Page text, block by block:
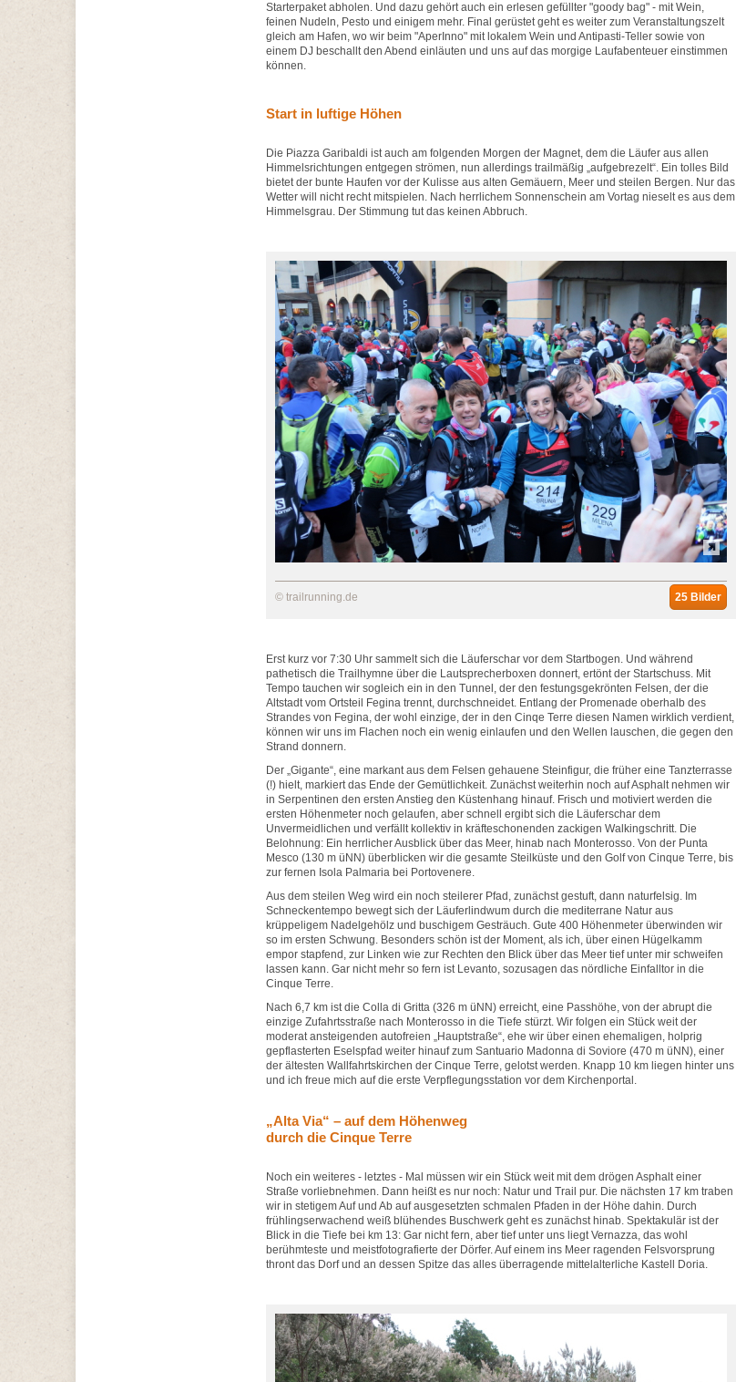
Starterpaket abholen. Und dazu gehört auch ein erlesen gefüllter "goody bag" - mit Wein,
feinen Nudeln, Pesto und einigem mehr. Final gerüstet geht es weiter zum Veranstaltungszelt
gleich am Hafen, wo wir beim "AperInno" mit lokalem Wein und Antipasti-Teller sowie von
einem DJ beschallt den Abend einläuten und uns auf das morgige Laufabenteuer einstimmen
können.
Start in luftige Höhen
Die Piazza Garibaldi ist auch am folgenden Morgen der Magnet, dem die Läufer aus allen
Himmelsrichtungen entgegen strömen, nun allerdings trailmäßig „aufgebrezelt“. Ein tolles Bild
bietet der bunte Haufen vor der Kulisse aus alten Gemäuern, Meer und steilen Bergen. Nur das
Wetter will nicht recht mitspielen. Nach herrlichem Sonnenschein am Vortag nieselt es aus dem
Himmelsgrau. Der Stimmung tut das keinen Abbruch.
© trailrunning.de 25 Bilder
Erst kurz vor 7:30 Uhr sammelt sich die Läuferschar vor dem Startbogen. Und während
pathetisch die Trailhymne über die Lautsprecherboxen donnert, ertönt der Startschuss. Mit
Tempo tauchen wir sogleich ein in den Tunnel, der den festungsgekrönten Felsen, der die
Altstadt vom Ortsteil Fegina trennt, durchschneidet. Entlang der Promenade oberhalb des
Strandes von Fegina, der wohl einzige, der in den Cinqe Terre diesen Namen wirklich verdient,
können wir uns im Flachen noch ein wenig einlaufen und den Wellen lauschen, die gegen den
Strand donnern.
Der „Gigante“, eine markant aus dem Felsen gehauene Steinfigur, die früher eine Tanzterrasse
(!) hielt, markiert das Ende der Gemütlichkeit. Zunächst weiterhin noch auf Asphalt nehmen wir
in Serpentinen den ersten Anstieg den Küstenhang hinauf. Frisch und motiviert werden die
ersten Höhenmeter noch gelaufen, aber schnell ergibt sich die Läuferschar dem
Unvermeidlichen und verfällt kollektiv in kräfteschonenden zackigen Walkingschritt. Die
Belohnung: Ein herrlicher Ausblick über das Meer, hinab nach Monterosso. Von der Punta
Mesco (130 m üNN) überblicken wir die gesamte Steilküste und den Golf von Cinque Terre, bis
zur fernen Isola Palmaria bei Portovenere.
Aus dem steilen Weg wird ein noch steilerer Pfad, zunächst gestuft, dann naturfelsig. Im
Schneckentempo bewegt sich der Läuferlindwum durch die mediterrane Natur aus
krüppeligem Nadelgehölz und buschigem Gesträuch. Gute 400 Höhenmeter überwinden wir
so im ersten Schwung. Besonders schön ist der Moment, als ich, über einen Hügelkamm
empor stapfend, zur Linken wie zur Rechten den Blick über das Meer tief unter mir schweifen
lassen kann. Gar nicht mehr so fern ist Levanto, sozusagen das nördliche Einfalltor in die
Cinque Terre.
Nach 6,7 km ist die Colla di Gritta (326 m üNN) erreicht, eine Passhöhe, von der abrupt die
einzige Zufahrtsstraße nach Monterosso in die Tiefe stürzt. Wir folgen ein Stück weit der
moderat ansteigenden autofreien „Hauptstraße“, ehe wir über einen ehemaligen, holprig
gepflasterten Eselspfad weiter hinauf zum Santuario Madonna di Soviore (470 m üNN), einer
der ältesten Wallfahrtskirchen der Cinque Terre, gelotst werden. Knapp 10 km liegen hinter uns
und ich freue mich auf die erste Verpflegungsstation vor dem Kirchenportal.
„Alta Via“ – auf dem Höhenweg
durch die Cinque Terre
Noch ein weiteres - letztes - Mal müssen wir ein Stück weit mit dem drögen Asphalt einer
Straße vorliebnehmen. Dann heißt es nur noch: Natur und Trail pur. Die nächsten 17 km traben
wir in stetigem Auf und Ab auf ausgesetzten schmalen Pfaden in der Höhe dahin. Durch
frühlingserwachend weiß blühendes Buschwerk geht es zunächst hinab. Spektakulär ist der
Blick in die Tiefe bei km 13: Gar nicht fern, aber tief unter uns liegt Vernazza, das wohl
berühmteste und meistfotografierte der Dörfer. Auf einem ins Meer ragenden Felsvorsprung
thront das Dorf und an dessen Spitze das alles überragende mittelalterliche Kastell Doria.